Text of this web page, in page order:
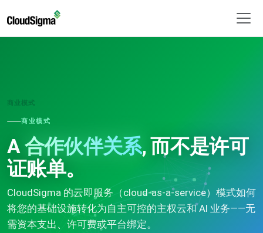
商业模式
商业模式
A合作伙伴关系, 而不是许可
证账单。
CloudSigma 的云即服务（cloud-as-a-service）模式如何
将您的基础设施转化为自主可控的主权云和 AI 业务——无
需资本支出、许可费或平台绑定。